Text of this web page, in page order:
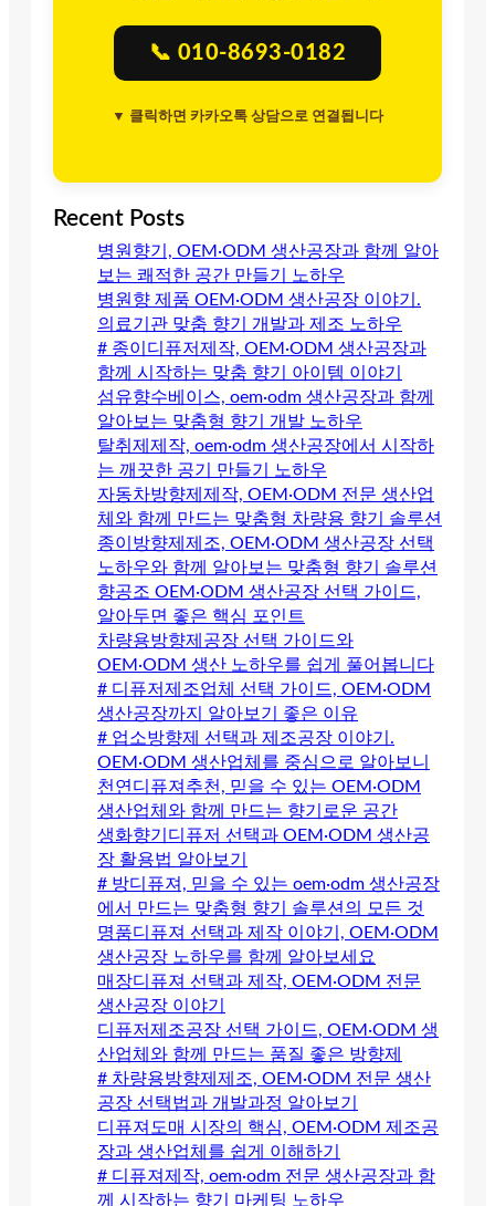
📞 010-8693-0182
▼ 클릭하면 카카오톡 상담으로 연결됩니다
Recent Posts
병원향기, OEM·ODM 생산공장과 함께 알아
보는 쾌적한 공간 만들기 노하우
병원향 제품 OEM·ODM 생산공장 이야기.
의료기관 맞춤 향기 개발과 제조 노하우
# 종이디퓨저제작, OEM·ODM 생산공장과
함께 시작하는 맞춤 향기 아이템 이야기
섬유향수베이스, oem·odm 생산공장과 함께
알아보는 맞춤형 향기 개발 노하우
탈취제제작, oem·odm 생산공장에서 시작하
는 깨끗한 공기 만들기 노하우
자동차방향제제작, OEM·ODM 전문 생산업
체와 함께 만드는 맞춤형 차량용 향기 솔루션
종이방향제제조, OEM·ODM 생산공장 선택
노하우와 함께 알아보는 맞춤형 향기 솔루션
향공조 OEM·ODM 생산공장 선택 가이드,
알아두면 좋은 핵심 포인트
차량용방향제공장 선택 가이드와
OEM·ODM 생산 노하우를 쉽게 풀어봅니다
# 디퓨저제조업체 선택 가이드, OEM·ODM
생산공장까지 알아보기 좋은 이유
# 업소방향제 선택과 제조공장 이야기.
OEM·ODM 생산업체를 중심으로 알아보니
천연디퓨져추천, 믿을 수 있는 OEM·ODM
생산업체와 함께 만드는 향기로운 공간
생화향기디퓨저 선택과 OEM·ODM 생산공
장 활용법 알아보기
# 방디퓨져, 믿을 수 있는 oem·odm 생산공장
에서 만드는 맞춤형 향기 솔루션의 모든 것
명품디퓨져 선택과 제작 이야기, OEM·ODM
생산공장 노하우를 함께 알아보세요
매장디퓨져 선택과 제작, OEM·ODM 전문
생산공장 이야기
디퓨저제조공장 선택 가이드, OEM·ODM 생
산업체와 함께 만드는 품질 좋은 방향제
# 차량용방향제제조, OEM·ODM 전문 생산
공장 선택법과 개발과정 알아보기
디퓨져도매 시장의 핵심, OEM·ODM 제조공
장과 생산업체를 쉽게 이해하기
# 디퓨져제작, oem·odm 전문 생산공장과 함
께 시작하는 향기 마케팅 노하우